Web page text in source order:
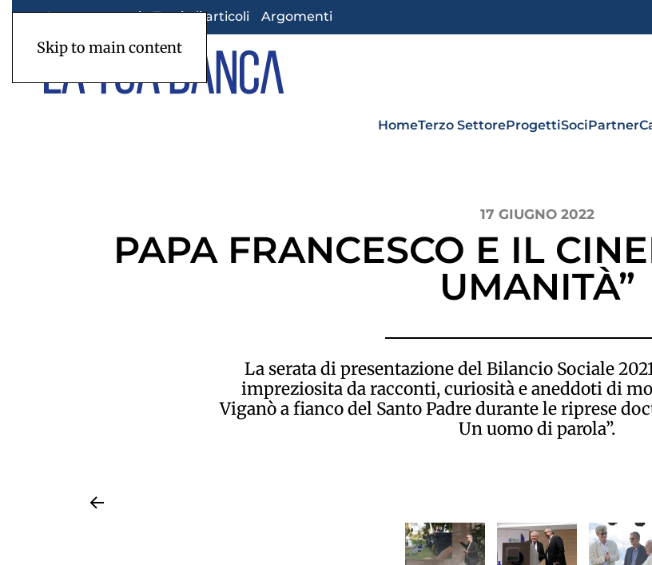
Skip to main content
Appuntamenti Tutti gli articoli Argomenti
HomeTerzo SettoreProgettiSociPartner
17 GIUGNO 2022
PAPA FRANCESCO E IL
UMANITÀ”
La serata di presentazione del Bilancio Sociale
impreziosita da racconti, curiosità e aneddoti di
Viganò a fianco del Santo Padre durante le riprese
Un uomo di parola”.